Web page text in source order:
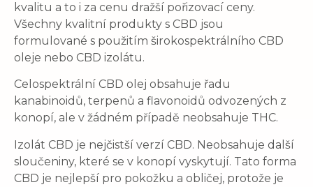
kvalitu a to i za cenu dražší pořizovací ceny.
Všechny kvalitní produkty s CBD jsou
formulované s použitím širokospektrálního CBD
oleje nebo CBD izolátu.
Celospektrální CBD olej obsahuje řadu
kanabinoidů, terpenů a flavonoidů odvozených z
konopí, ale v žádném případě neobsahuje THC.
Izolát CBD je nejčistší verzí CBD. Neobsahuje další
sloučeniny, které se v konopí vyskytují. Tato forma
CBD je nejlepší pro pokožku a obličej, protože je